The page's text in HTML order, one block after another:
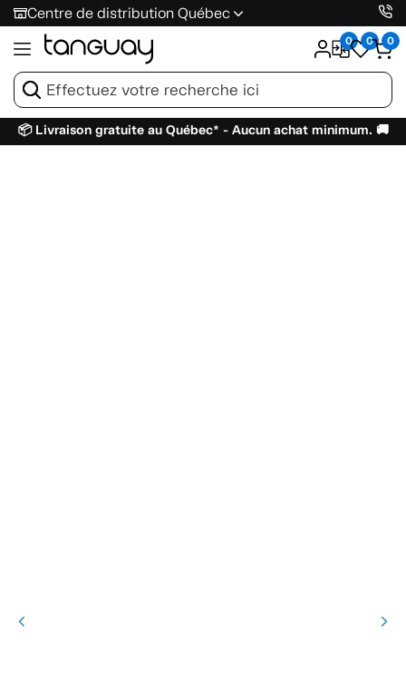
Centre de distribution Québec
0 0 0
📦 Livraison gratuite au Québec* - Aucun achat minimum. 🚚